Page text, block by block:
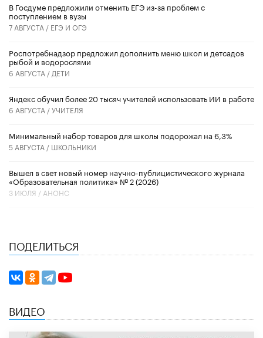
В Госдуме предложили отменить ЕГЭ из-за проблем с
поступлением в вузы
7 АВГУСТА / ЕГЭ И ОГЭ
Роспотребнадзор предложил дополнить меню школ и детсадов
рыбой и водорослями
6 АВГУСТА / ДЕТИ
​Яндекс обучил более 20 тысяч учителей использовать ИИ в работе
6 АВГУСТА /УЧИТЕЛЯ
Минимальный набор товаров для школы подорожал на 6,3%
5 АВГУСТА / ШКОЛЬНИКИ
Вышел в свет новый номер научно-публицистического журнала
«Образовательная политика» № 2 (2026)
3 ИЮЛЯ / АНОНС
ПОДЕЛИТЬСЯ
ВИДЕО